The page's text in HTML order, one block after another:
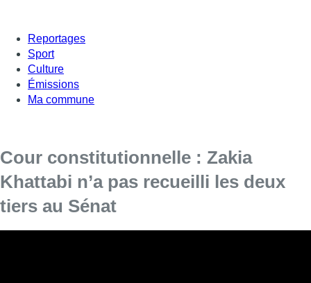
Reportages
Sport
Culture
Émissions
Ma commune
Cour constitutionnelle : Zakia
Khattabi n’a pas recueilli les deux
tiers au Sénat